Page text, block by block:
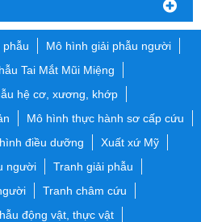
phẫu
Mô hình giải phẫu người
Tai Mắt Mũi Miệng
hệ cơ, xương, khớp
Mô hình thực hành sơ cấp cứu
điều dưỡng
Xuất xứ Mỹ
người
Tranh giải phẫu
Tranh châm cứu
động vật, thực vật